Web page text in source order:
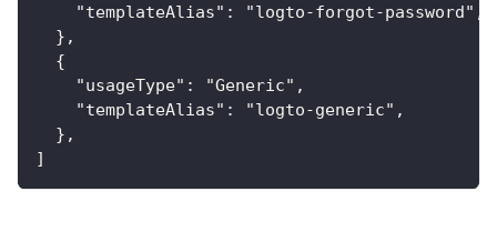
    "templateAlias": "logto-forgot-password",
  },
  {
    "usageType": "Generic",
    "templateAlias": "logto-generic",
  },
]